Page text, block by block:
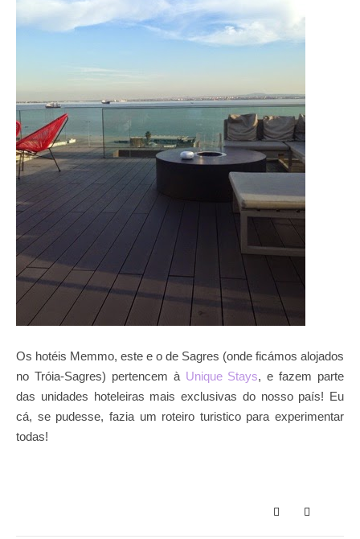
Os hotéis Memmo, este e o de Sagres (onde ficámos alojados
no Tróia-Sagres) pertencem à Unique Stays, e fazem parte
das unidades hoteleiras mais exclusivas do nosso país! Eu
cá, se pudesse, fazia um roteiro turistico para experimentar
todas!